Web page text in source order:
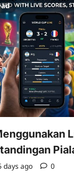
days ago 0